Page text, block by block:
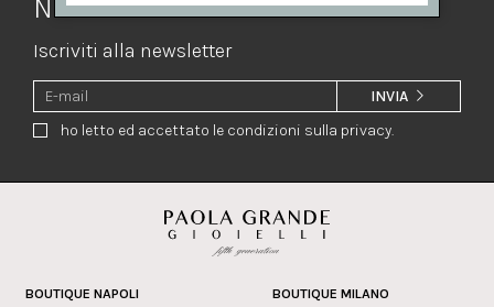
Newsletter
Iscriviti alla newsletter
ho letto ed accettato le condizioni sulla privacy.
INVIA
BOUTIQUE NAPOLI BOUTIQUE MILANO